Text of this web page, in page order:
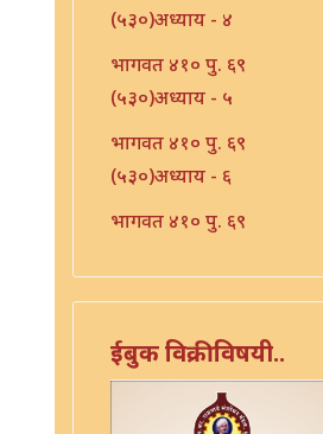
(५३०)अध्याय - ४
भागवत ४१० पु. ६९
(५३०)अध्याय - ५
भागवत ४१० पु. ६९
(५३०)अध्याय - ६
भागवत ४१० पु. ६९
भारत - ४१० पु १०६ (५६७)
भारत - ४१० पु १०८(५६९)
भारत ४१० पु. ९०(५५१)
ईबुक विक्रीविषयी..